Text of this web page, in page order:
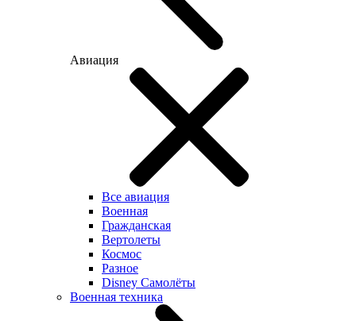
Авиация
Все авиация
Военная
Гражданская
Вертолеты
Космос
Разное
Disney Самолёты
Военная техника